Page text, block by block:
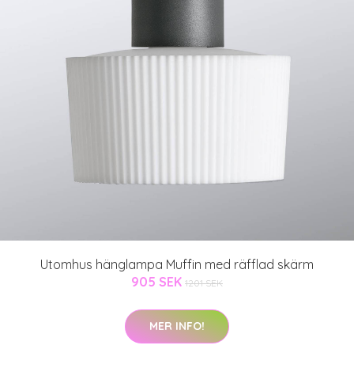
Utomhus hänglampa Muffin med räfflad skärm
905 SEK 1201 SEK
MER INFO!